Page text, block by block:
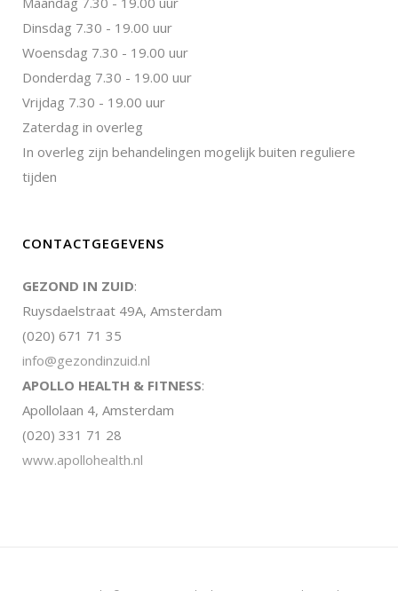
Dinsdag 7.30 - 19.00 uur
Woensdag 7.30 - 19.00 uur
Donderdag 7.30 - 19.00 uur
Vrijdag 7.30 - 19.00 uur
Zaterdag in overleg
In overleg zijn behandelingen mogelijk buiten reguliere
tijden
CONTACTGEGEVENS
GEZOND IN ZUID:
Ruysdaelstraat 49A, Amsterdam
(020) 671 71 35
info@gezondinzuid.nl
APOLLO HEALTH & FITNESS:
Apollolaan 4, Amsterdam
(020) 331 71 28
www.apollohealth.nl